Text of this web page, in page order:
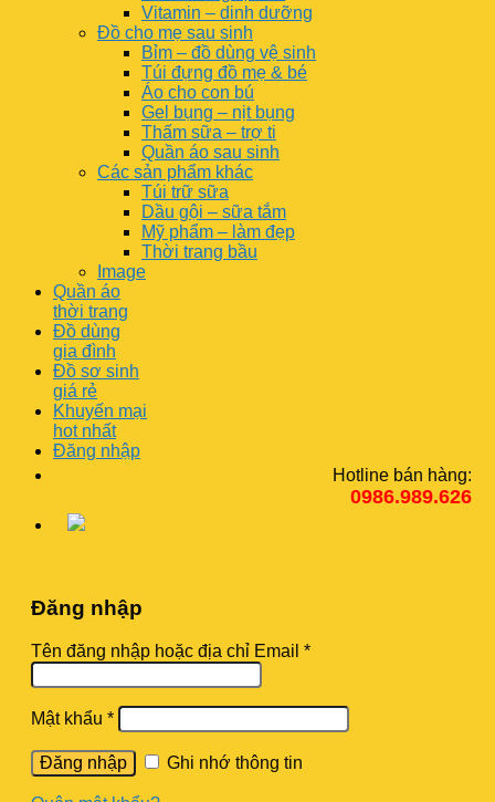
Vitamin – dinh dưỡng
Đồ cho mẹ sau sinh
Bỉm – đồ dùng vệ sinh
Túi đựng đồ mẹ & bé
Áo cho con bú
Gel bụng – nịt bụng
Thấm sữa – trợ ti
Quần áo sau sinh
Các sản phẩm khác
Túi trữ sữa
Dầu gội – sữa tắm
Mỹ phẩm – làm đẹp
Thời trang bầu
Image
Quần áo
thời trang
Đồ dùng
gia đình
Đồ sơ sinh
giá rẻ
Khuyến mại
hot nhất
Đăng nhập
Hotline bán hàng:
0986.989.626
Đăng nhập
Tên đăng nhập hoặc địa chỉ Email *
Mật khẩu *
Ghi nhớ thông tin